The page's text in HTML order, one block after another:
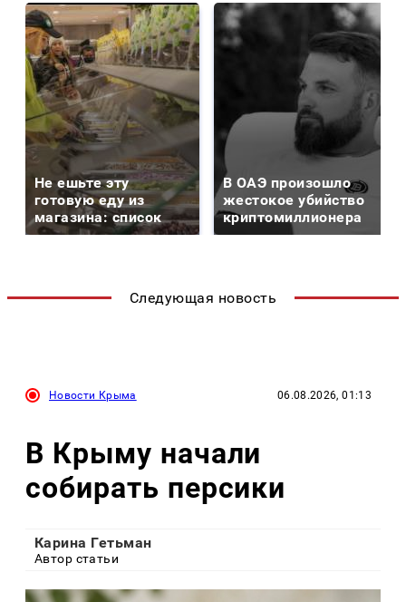
Не ешьте эту
готовую еду из
магазина: список
В ОАЭ произошло
жестокое убийство
криптомиллионера
Следующая новость
Новости Крыма 06.08.2026, 01:13
В Крыму начали
собирать персики
Карина Гетьман
Автор статьи